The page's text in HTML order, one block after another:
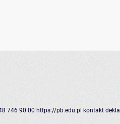
746 90 00 https://pb.edu.pl kontakt